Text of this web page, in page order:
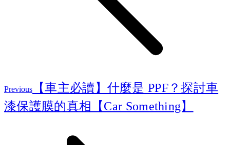
Previous
Previous
post:【車主必讀】什麼是 PPF？探討車
漆保護膜的真相【Car Something】